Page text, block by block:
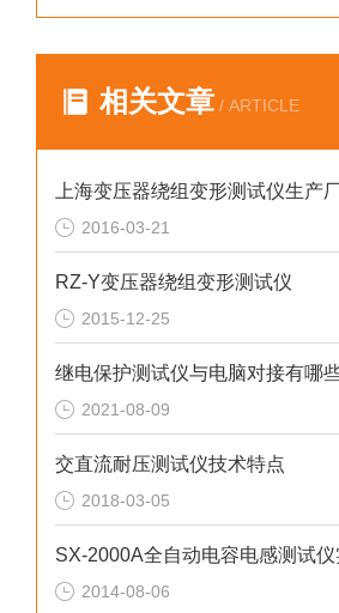
相关文章 / ARTICLE
上海变压器绕组变形测试仪生产
2016-03-21
RZ-Y变压器绕组变形测试仪
2015-12-25
2021-08-09
交直流耐压测试仪技术特点
2018-03-05
2014-08-06